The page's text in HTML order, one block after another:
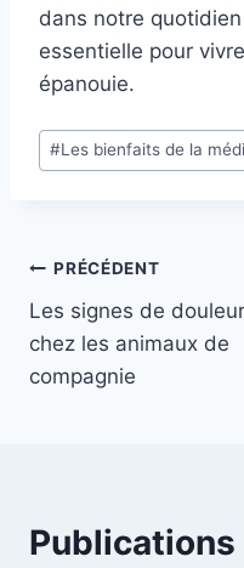
dans notre
essentielle pour
épanouie.
Étiquettes
de
#Les bienfaits de la
Navigation
de
l’article
PRÉCÉDENT
Les signes de douleur
chez les animaux de
compagnie